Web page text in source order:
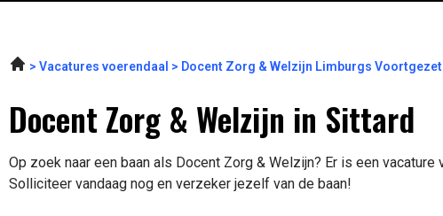
Vacatures voerendaal Docent Zorg & Welzijn Limburgs
Docent Zorg & Welzijn in Sittard
Op zoek naar een baan als Docent Zorg & Welzijn? Er is een
Solliciteer vandaag nog en verzeker jezelf van de baan!